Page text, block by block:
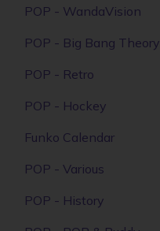
POP - WandaVision
POP - Big Bang Theory
POP - Retro
POP - Hockey
Funko Calendar
POP - Various
POP - History